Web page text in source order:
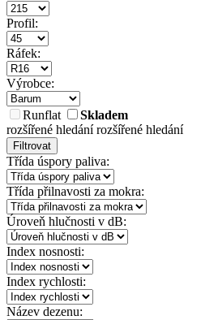
Profil:
Ráfek:
Výrobce:
Runflat
Skladem
rozšířené hledánírozšířené hledání
Filtrovat
Třída úspory paliva:
Třída přilnavosti za mokra:
Úroveň hlučnosti v dB:
Index nosnosti:
Index rychlosti:
Název dezenu: